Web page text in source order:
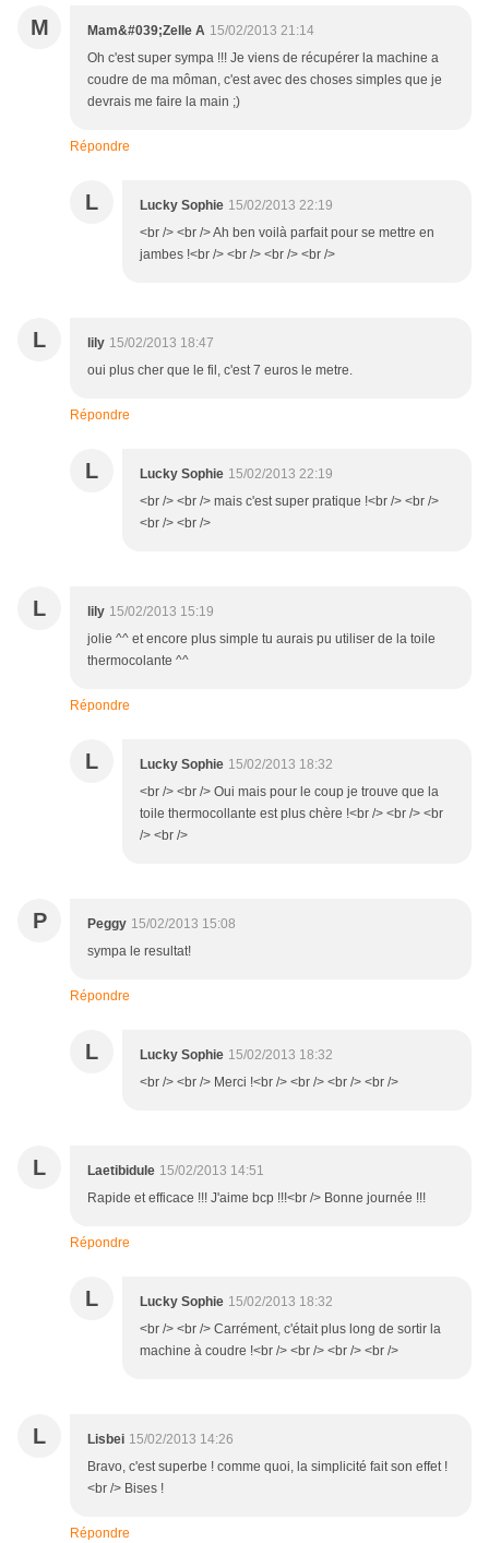
M Mam&#039;Zelle A 15/02/2013 21:14
Oh c'est super sympa !!! Je viens de récupérer la machine a
coudre de ma môman, c'est avec des choses simples que je
devrais me faire la main ;)
Répondre
L Lucky Sophie 15/02/2013 22:19
<br /> <br /> Ah ben voilà parfait pour se mettre en
jambes !<br /> <br /> <br /> <br />
L lily 15/02/2013 18:47
oui plus cher que le fil, c'est 7 euros le metre.
Répondre
L Lucky Sophie 15/02/2013 22:19
<br /> <br /> mais c'est super pratique !<br /> <br />
<br /> <br />
L lily 15/02/2013 15:19
jolie ^^ et encore plus simple tu aurais pu utiliser de la toile
thermocolante ^^
Répondre
L Lucky Sophie 15/02/2013 18:32
<br /> <br /> Oui mais pour le coup je trouve que la
toile thermocollante est plus chère !<br /> <br /> <br
/> <br />
P Peggy 15/02/2013 15:08
sympa le resultat!
Répondre
L Lucky Sophie 15/02/2013 18:32
<br /> <br /> Merci !<br /> <br /> <br /> <br />
L Laetibidule 15/02/2013 14:51
Rapide et efficace !!! J'aime bcp !!!<br /> Bonne journée !!!
Répondre
L Lucky Sophie 15/02/2013 18:32
<br /> <br /> Carrément, c'était plus long de sortir la
machine à coudre !<br /> <br /> <br /> <br />
L Lisbei 15/02/2013 14:26
Bravo, c'est superbe ! comme quoi, la simplicité fait son effet !
<br /> Bises !
Répondre